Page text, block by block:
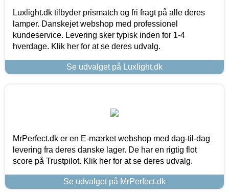
Luxlight.dk tilbyder prismatch og fri fragt på alle deres
lamper. Danskejet webshop med professionel
kundeservice. Levering sker typisk inden for 1-4
hverdage. Klik her for at se deres udvalg.
Se udvalget på Luxlight.dk
MrPerfect.dk er en E-mærket webshop med dag-til-dag
levering fra deres danske lager. De har en rigtig flot
score på Trustpilot. Klik her for at se deres udvalg.
Se udvalget på MrPerfect.dk